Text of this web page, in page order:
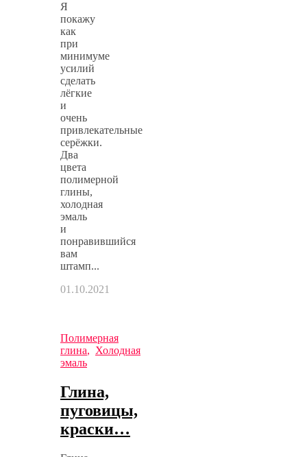
Я
покажу
как
при
минимуме
усилий
сделать
лёгкие
и
очень
привлекательные
серёжки.
Два
цвета
полимерной
глины,
холодная
эмаль
и
понравившийся
вам
штамп...
01.10.2021
Полимерная
глина, Холодная
эмаль
Глина,
пуговицы,
краски…